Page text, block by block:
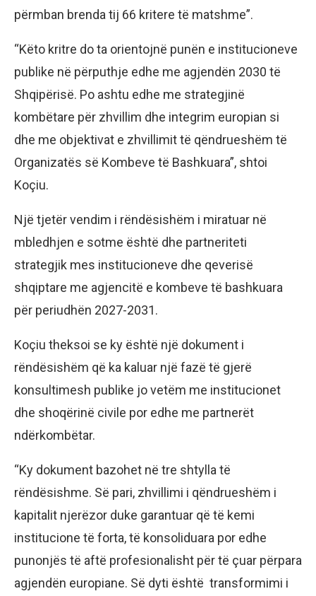
përmban brenda tij 66 kritere të matshme”.
“Këto kritre do ta orientojnë punën e institucioneve
publike në përputhje edhe me agjendën 2030 të
Shqipërisë. Po ashtu edhe me strategjinë
kombëtare për zhvillim dhe integrim europian si
dhe me objektivat e zhvillimit të qëndrueshëm të
Organizatës së Kombeve të Bashkuara”, shtoi
Koçiu.
Një tjetër vendim i rëndësishëm i miratuar në
mbledhjen e sotme është dhe partneriteti
strategjik mes institucioneve dhe qeverisë
shqiptare me agjencitë e kombeve të bashkuara
për periudhën 2027-2031.
Koçiu theksoi se ky është një dokument i
rëndësishëm që ka kaluar një fazë të gjerë
konsultimesh publike jo vetëm me institucionet
dhe shoqërinë civile por edhe me partnerët
ndërkombëtar.
“Ky dokument bazohet në tre shtylla të
rëndësishme. Së pari, zhvillimi i qëndrueshëm i
kapitalit njerëzor duke garantuar që të kemi
institucione të forta, të konsoliduara por edhe
punonjës të aftë profesionalisht për të çuar përpara
agjendën europiane. Së dyti është transformimi i